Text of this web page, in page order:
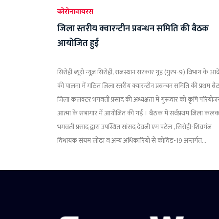
कोरोनावायरस
जिला स्तरीय क्वारन्टीन प्रबन्धन समिति की बैठक
आयोजित हुई
सिरोही ब्यूरो न्यूज़ सिरोही, राजस्थान सरकार गृह (गु्रप-9) विभाग के
की पालना में गठित जिला स्तरीय क्वारन्टीन प्रबन्घन समिति की प्रथम
जिला कलक्टर भगवती प्रसाद की अध्यक्षता में गुरूवार को कृषि
आत्मा के सभागार में आयोजित की गई । बैठक में सर्वप्रथम जिला
भगवती प्रसाद द्वारा उपस्थित सांसद देवजी एम पटेल , सिरोही-शिवगंज
विधायक संयम लोढा व अन्य अधिकारियों से कोविड-19 अन्तर्गत...